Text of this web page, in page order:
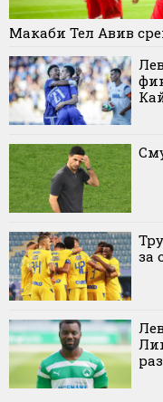
Макаби Тел Авив
за